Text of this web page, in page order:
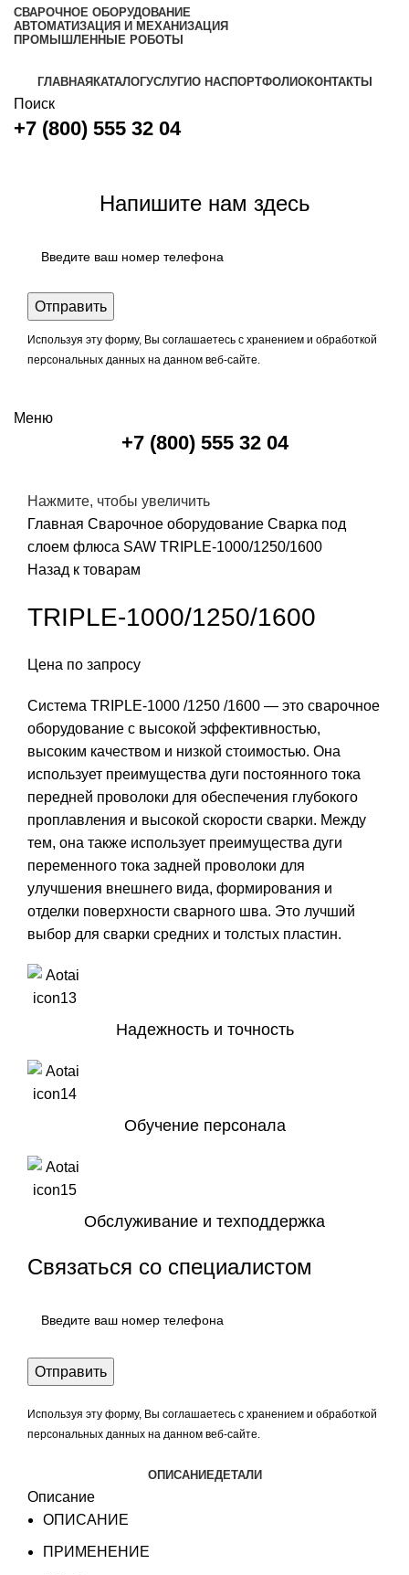
СВАРОЧНОЕ ОБОРУДОВАНИЕ
АВТОМАТИЗАЦИЯ И МЕХАНИЗАЦИЯ
ПРОМЫШЛЕННЫЕ РОБОТЫ
ГЛАВНАЯ КАТАЛОГУСЛУГИО НАСПОРТФОЛИОКОНТАКТЫ
Поиск
+7 (800) 555 32 04
Напишите нам здесь
Используя эту форму, Вы соглашаетесь с хранением и обработкой
персональных данных на данном веб-сайте.
Меню
+7 (800) 555 32 04
Нажмите, чтобы увеличить
Главная Сварочное оборудование Сварка под
слоем флюса SAW TRIPLE-1000/1250/1600
Назад к товарам
TRIPLE-1000/1250/1600
Цена по запросу
Система TRIPLE-1000 /1250 /1600 — это сварочное
оборудование с высокой эффективностью,
высоким качеством и низкой стоимостью. Она
использует преимущества дуги постоянного тока
передней проволоки для обеспечения глубокого
проплавления и высокой скорости сварки. Между
тем, она также использует преимущества дуги
переменного тока задней проволоки для
улучшения внешнего вида, формирования и
отделки поверхности сварного шва. Это лучший
выбор для сварки средних и толстых пластин.
Надежность и точность
Обучение персонала
Обслуживание и техподдержка
Связаться со специалистом
Используя эту форму, Вы соглашаетесь с хранением и обработкой
персональных данных на данном веб-сайте.
ОПИСАНИЕДЕТАЛИ
Описание
ОПИСАНИЕ
ПРИМЕНЕНИЕ